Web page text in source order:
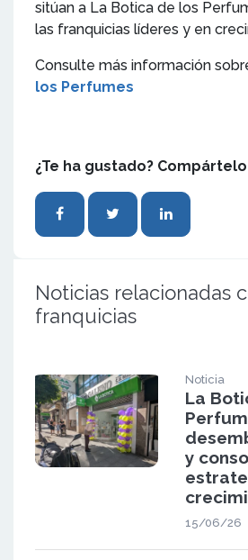
sitúan a La Botica de los
las franquicias líderes y en
Consulte más información
los Perfumes
¿Te ha gustado? Compártelo
Noticias relacionadas
franquicias
Noticia
La
y
15/06/26